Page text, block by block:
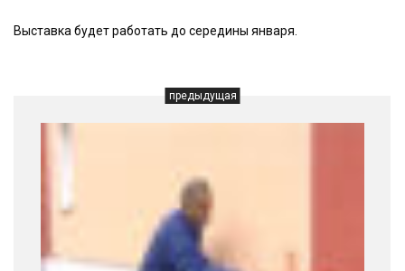
Выставка будет работать до середины января.
предыдущая